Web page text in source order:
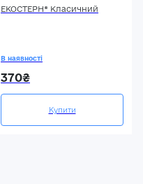
ЕКОСТЕРН® Класичний
В наявності
370₴
Купити